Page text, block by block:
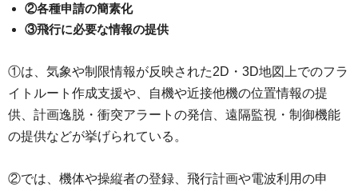
②各種申請の簡素化
③飛行に必要な情報の提供
①は、気象や制限情報が反映された2D・3D地図上でのフラ
イトルート作成支援や、自機や近接他機の位置情報の提
供、計画逸脱・衝突アラートの発信、遠隔監視・制御機能
の提供などが挙げられている。
②では、機体や操縦者の登録、飛行計画や電波利用の申